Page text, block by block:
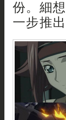
份。細
一步推